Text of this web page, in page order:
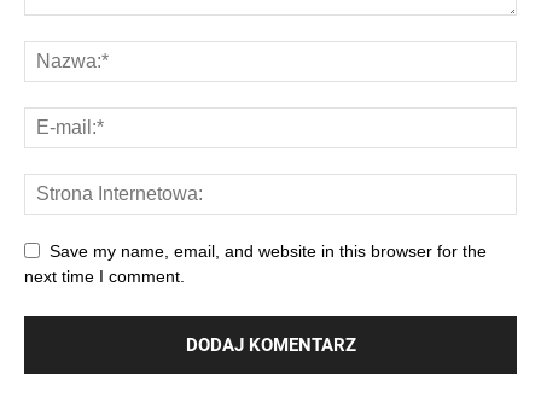
Save my name, email, and website in this browser for the
next time I comment.